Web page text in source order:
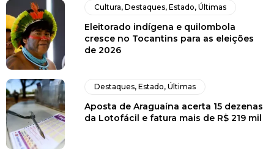
Cultura,Destaques,Estado,Últimas
Eleitorado indígena e quilombola
cresce no Tocantins para as eleições
de 2026
Destaques,Estado,Últimas
Aposta de Araguaína acerta 15 dezenas
da Lotofácil e fatura mais de R$ 219 mil